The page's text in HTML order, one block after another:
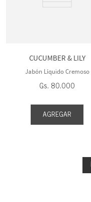
CUCUMBER & LILY
Jabón Líquido Cremoso
Gs. 80.000
AGREGAR